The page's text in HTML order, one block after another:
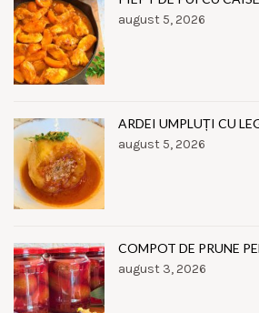
august 5, 2026
ARDEI UMPLUȚI CU
august 5, 2026
COMPOT DE PRUNE
august 3, 2026